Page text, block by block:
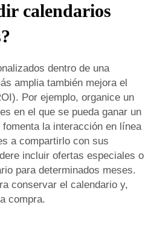
calendarios
dentro de una
amplia también mejora el
Por ejemplo, organice un
en el que se pueda ganar un
la interacción en línea
a compartirlo con sus
incluir ofertas especiales o
para determinados meses.
conservar el calendario y,
compra.